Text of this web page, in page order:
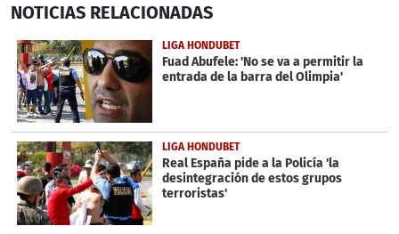
seconds
1
minute,
59
seconds
NOTICIAS RELACIONADAS
LIGA HONDUBET
Fuad Abufele: 'No se va a permitir la
entrada de la barra del Olimpia'
LIGA HONDUBET
Real España pide a la Policía 'la
desintegración de estos grupos
terroristas'